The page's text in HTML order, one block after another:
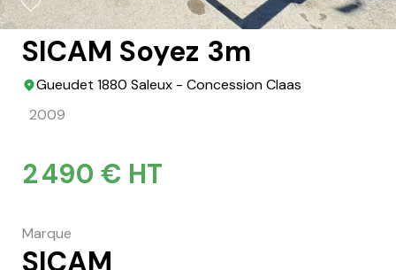
SICAM Soyez 3m
Gueudet 1880 Saleux - Concession Claas
2009
2 490 € HT
Marque
SICAM